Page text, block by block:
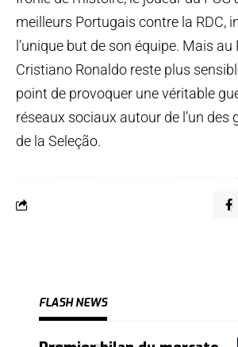
meilleurs Portugais contre la RDC,
l’unique but de son équipe. Mais
Cristiano Ronaldo reste plus
point de provoquer une véritable
réseaux sociaux autour de l’un des
de la Seleção.
FLASH NEWS